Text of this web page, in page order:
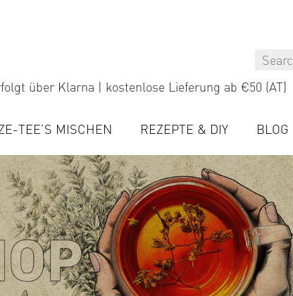
Search
über Klarna | kostenlose Lieferung ab €50 (AT)
TEE’S MISCHEN REZEPTE & DIY BLOG